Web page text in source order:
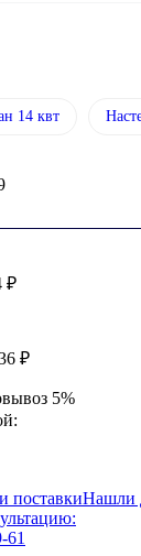
14 квт
₽
₽
5%
поставкиНашли
61